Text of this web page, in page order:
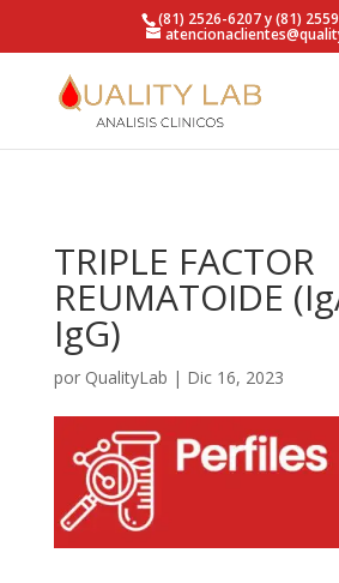
https://qualitylab.mx/(81) 2526-6207 y (81)
TRIPLE FACTOR
REUMATOIDE
IgG)
por QualityLab | Dic 16, 2023